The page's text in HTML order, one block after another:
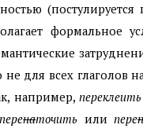
формальное
не для всех глаголов
например,
перенаточить илипере